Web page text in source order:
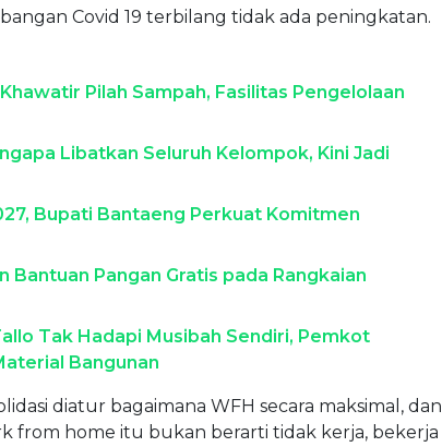
Covid 19 terbilang tidak ada peningkatan.
Pilah Sampah, Fasilitas Pengelolaan
Libatkan Seluruh Kelompok, Kini Jadi
Bupati Bantaeng Perkuat Komitmen
Bantuan Pangan Gratis pada Rangkaian
Tak Hadapi Musibah Sendiri, Pemkot
Bangunan
diatur bagaimana WFH secara maksimal, dan
from home itu bukan berarti tidak kerja, bekerja